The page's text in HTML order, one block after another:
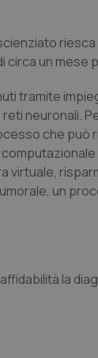
riesca
un mese
tramite
neuronali.
che può
virtuale,
un
la